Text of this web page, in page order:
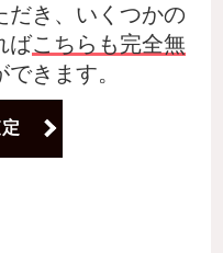
だき、いくつかの
ばこちらも完全無
きます。